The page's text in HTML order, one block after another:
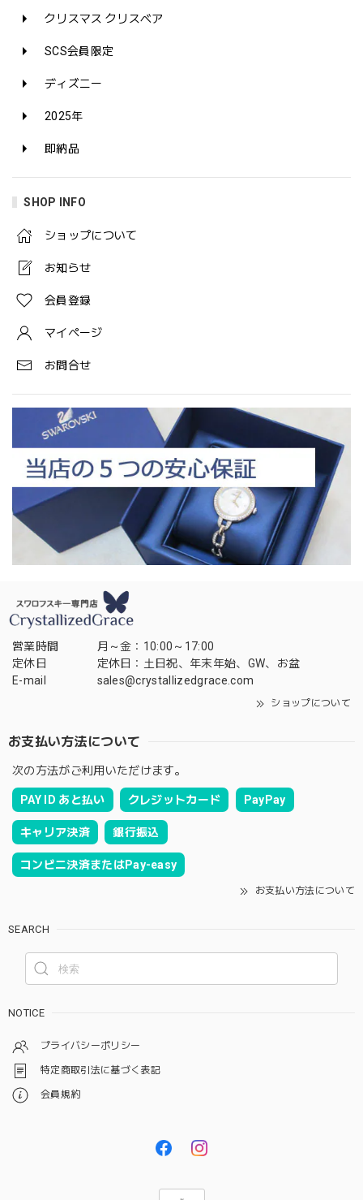
クリスマス クリスベア
SCS会員限定
ディズニー
2025年
即納品
SHOP INFO
ショップについて
お知らせ
会員登録
マイページ
お問合せ
営業時間
月～金：10:00～17:00
定休日
定休日：土日祝、年末年始、GW、お盆
E-mail
sales@crystallizedgrace.com
ショップについて
お支払い方法について
次の方法がご利用いただけます。
PAY ID あと払い クレジットカード PayPay
キャリア決済 銀行振込
コンビニ決済またはPay-easy
お支払い方法について
SEARCH
NOTICE
プライバシーポリシー
特定商取引法に基づく表記
会員規約